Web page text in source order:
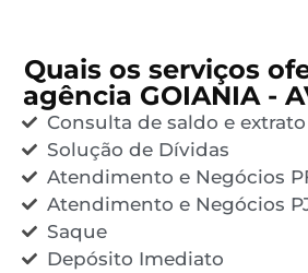
Quais os serviços
agência GOIANIA -
Consulta de saldo e extrato
Solução de Dívidas
Atendimento e Negócios
Atendimento e Negócios
Saque
Depósito Imediato